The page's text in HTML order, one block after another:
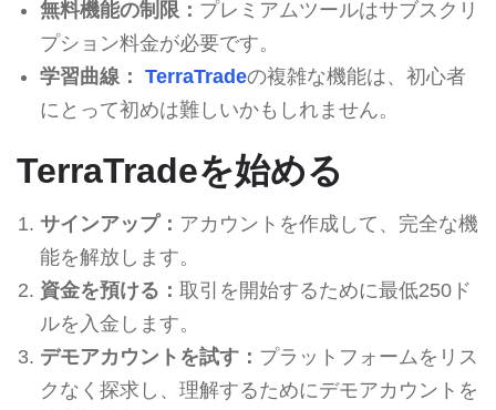
無料機能の制限： プレミアムツールはサブスクリ
プション料金が必要です。
学習曲線： TerraTradeの複雑な機能は、初心者
にとって初めは難しいかもしれません。
TerraTradeを始める
サインアップ： アカウントを作成して、完全な機
能を解放します。
資金を預ける： 取引を開始するために最低250ド
ルを入金します。
デモアカウントを試す： プラットフォームをリス
クなく探求し、理解するためにデモアカウントを